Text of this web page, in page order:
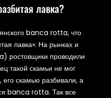
лавка?
banca rotta, что
лавка». На рынках и
ростовщики проводили
такой скамьи не мог
его скамью разбивали, а
banca rotta. Так все